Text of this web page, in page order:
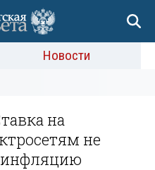
Новости
на
не